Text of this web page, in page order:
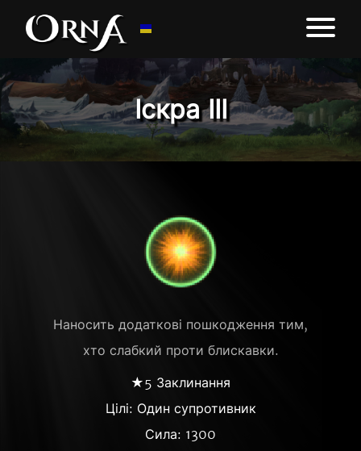
Іскра ІІІ
Наносить додаткові пошкодження тим,
хто слабкий проти блискавки.
★5 Заклинання
Цілі: Один супротивник
Сила: 1300